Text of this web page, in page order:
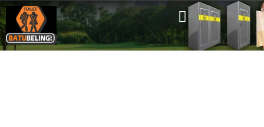
Skip
to
content